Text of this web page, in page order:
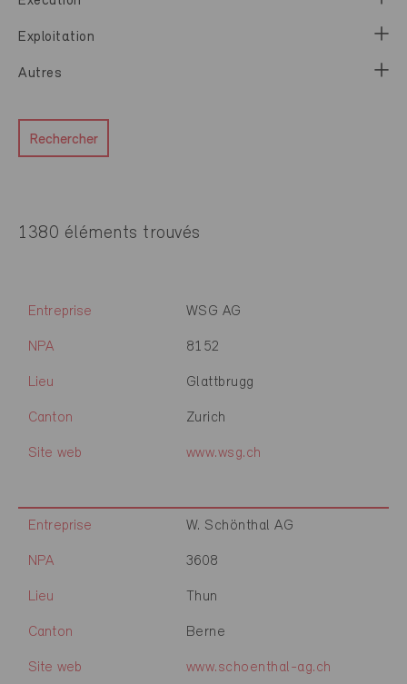
Exploitation
Autres
Rechercher
1380 éléments trouvés
Entreprise WSG AG
NPA 8152
Lieu Glattbrugg
Canton Zurich
Site web www.wsg.ch
Entreprise W. Schönthal AG
NPA 3608
Lieu Thun
Canton Berne
Site web www.schoenthal-ag.ch